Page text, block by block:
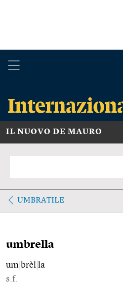
IL NUOVO DE MAURO
UMBRATILE
umbrella
um brèl la
s.f.